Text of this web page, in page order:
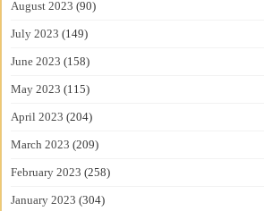
August 2023 (90)
July 2023 (149)
June 2023 (158)
May 2023 (115)
April 2023 (204)
March 2023 (209)
February 2023 (258)
January 2023 (304)